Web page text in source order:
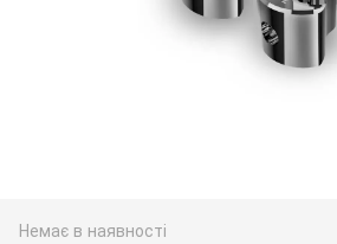
Немає в наявності